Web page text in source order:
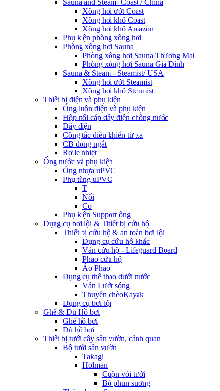
Sauna and Steam- Coast / China
Xông hơi ướt Coast
Xông hơi khô Coast
Xông hơi khô Amazon
Phụ kiện phòng xông hơi
Phòng xông hơi Sauna
Phòng xông hơi Sauna Thương Mại
Phòng xông hơi Sauna Gia Đình
Sauna & Steam - Steamist/ USA
Xông hơi ướt Steamist
Xông hơi khô Steamist
Thiết bị điện và phụ kiện
Ống luồn điện và phụ kiện
Hộp nối cáp dây điện chống nước
Dây điện
Công tắc điều khiển từ xa
CB đóng ngắt
Rơ le nhiệt
Ống nước và phụ kiện
Ống nhựa uPVC
Phụ tùng uPVC
T
Nối
Co
Phụ kiện Support ống
Dụng cụ bơi lội & Thiết bị cứu hộ
Thiết bị cứu hộ & an toàn bơi lội
Dụng cụ cứu hộ khác
Ván cứu hộ - Lifeguard Board
Phao cứu hộ
Áo Phao
Dụng cụ thể thao dưới nước
Ván Lướt sóng
Thuyền chèoKayak
Dụng cụ bơi lội
Ghế & Dù Hồ bơi
Ghế hồ bơi
Dù hồ bơi
Thiết bị tưới cây sân vườn, cảnh quan
Bộ tưới sân vườn
Takagi
Holman
Cuộn vòi tưới
Bộ phun sương